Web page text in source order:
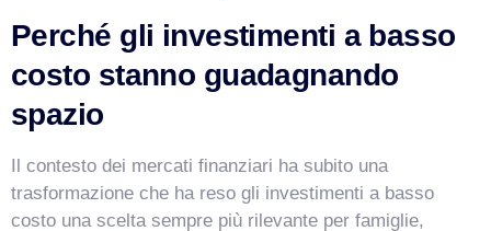
Perché gli investimenti a basso
costo stanno guadagnando
spazio
Il contesto dei mercati finanziari ha subito una
trasformazione che ha reso gli investimenti a basso
costo una scelta sempre più rilevante per famiglie,
VismarChat
Salve! Sono VismarChat, l'agente AI di Vismarcorp. In
cosa possiamo esserti utile?